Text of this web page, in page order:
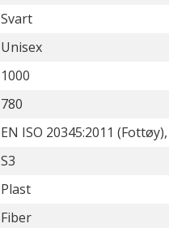
Svart
Unisex
1000
780
EN ISO 20345:2011
S3
Plast
Fiber